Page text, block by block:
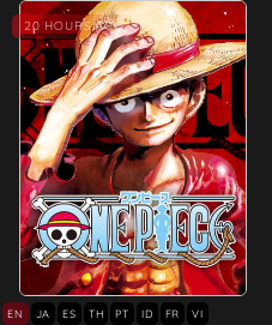
20 HOURS AGO Hot
EN JA ES TH PT ID FR VI